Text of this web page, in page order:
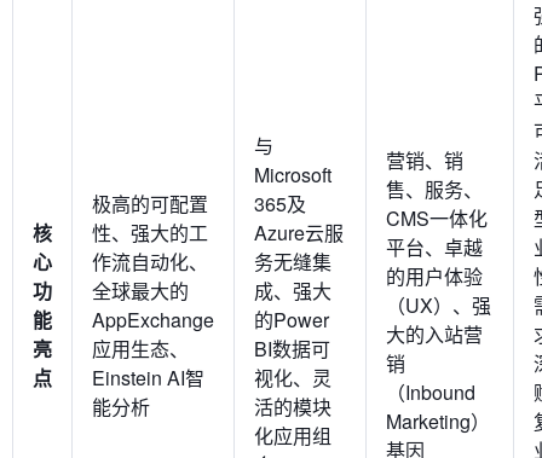
核
心
功
能
亮
点
极高的可配置
性、强大的工
作流自动化、
全球最大的
AppExchange
应用生态、
Einstein AI智
能分析
与
Microsoft
365及
Azure云服
务无缝集
成、强大
的Power
BI数据可
视化、灵
活的模块
化应用组
营销、销
售、服务、
CMS一体化
平台、卓越
的用户体验
（UX）、强
大的入站营
销
（Inbound
Marketing）
基因